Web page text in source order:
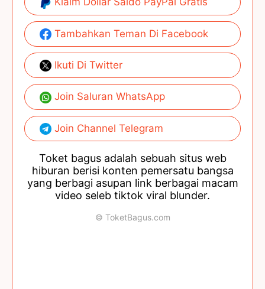
Tambahkan Teman Di Facebook
Ikuti Di Twitter
Join Saluran WhatsApp
Join Channel Telegram
Toket bagus adalah sebuah situs web
hiburan berisi konten pemersatu bangsa
yang berbagi asupan link berbagai macam
video seleb tiktok viral blunder.
© ToketBagus.com